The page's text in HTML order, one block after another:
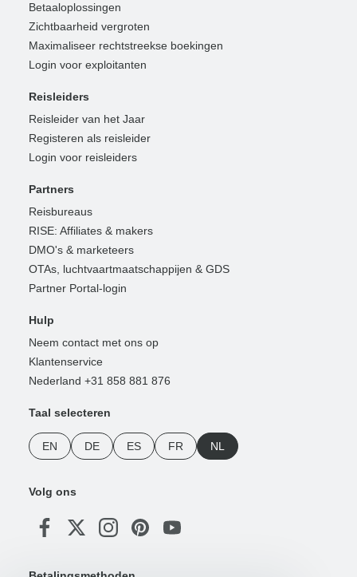
Betaaloplossingen
Zichtbaarheid vergroten
Maximaliseer rechtstreekse boekingen
Login voor exploitanten
Reisleiders
Reisleider van het Jaar
Registeren als reisleider
Login voor reisleiders
Partners
Reisbureaus
RISE: Affiliates & makers
DMO's & marketeers
OTAs, luchtvaartmaatschappijen & GDS
Partner Portal-login
Hulp
Neem contact met ons op
Klantenservice
Nederland +31 858 881 876
Taal selecteren
EN DE ES FR NL
Volg ons